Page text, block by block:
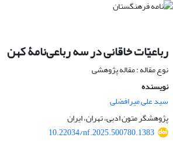
رباعیّات خاقانی در سه رباعی‌نامۀ کهن
نوع مقاله : مقاله پژوهشی
نویسنده
سید علی میرافضلی
پژوهشگر متون ادبی، تهران، ایران
10.22034/nf.2025.500780.1383